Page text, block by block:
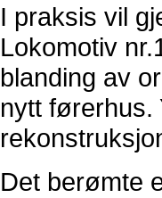
I praksis vil
Lokomotiv
blanding av
nytt førerhus.
Det berømte